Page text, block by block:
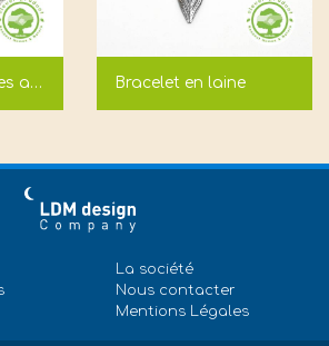
Pochette 3 poches avec band... Bracelet en laine
La société
Nous contacter
Mentions Légales